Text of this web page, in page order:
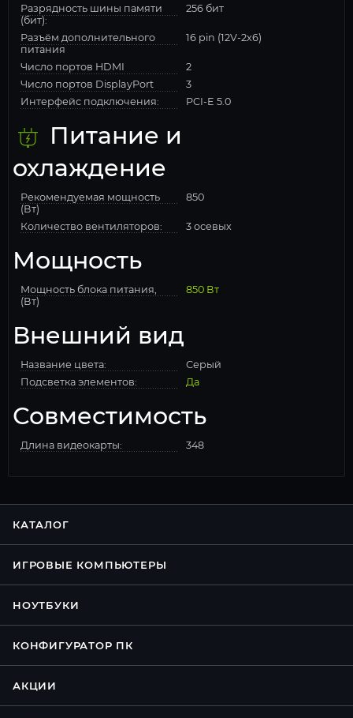
Разрядность шины памяти
(бит):
256 бит
Разъём дополнительного
питания
16 pin (12V-2x6)
Число портов HDMI
2
Число портов DisplayPort
3
Интерфейс подключения:
PCI-E 5.0
Питание и
охлаждение
Рекомендуемая мощность
(Вт)
850
Количество вентиляторов: 3 осевых
Мощность
Мощность блока питания,
(Вт)
850 Вт
Внешний вид
Название цвета:
Серый
Подсветка элементов:
Да
Совместимость
Длина видеокарты: 348
КАТАЛОГ
ИГРОВЫЕ КОМПЬЮТЕРЫ
НОУТБУКИ
КОНФИГУРАТОР ПК
АКЦИИ